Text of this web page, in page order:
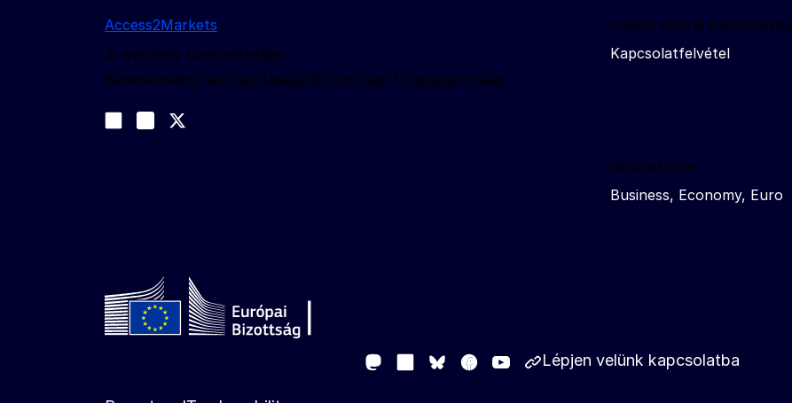
Access2Markets
A webhely üzemeltetője:
Kereskedelmi és Gazdasági Biztonsági Főigazgatóság
Join us on LinkedIn
Trade-Off podcast
Lépjen velünk kapcsolatba
Kapcsolatfelvétel
Related sites
Business, Economy, Euro
MastodonLinkedIn
Bluesky
FacebookYoutubeOther networks
Lépjen velünk kapcsolatba